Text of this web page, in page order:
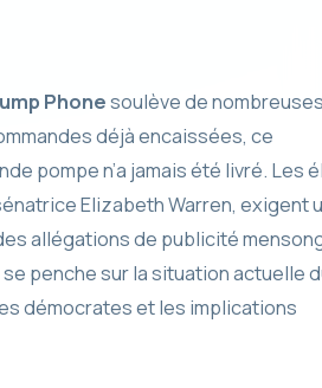
Phonesoulève de
déjà encaissées, ce
pompe n’a jamais été livré. Les
Elizabeth Warren, exigent
allégations de publicité
penche sur la situation actuelle
démocrates et les implications